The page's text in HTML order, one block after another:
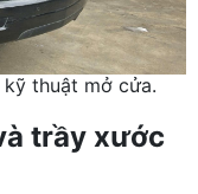
thuật mở cửa.
trầy xước